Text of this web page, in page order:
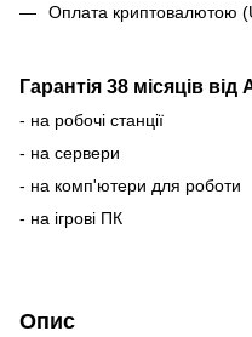
Оплата криптовалютою
Гарантія 38 місяців від
- на робочі станції
- на сервери
- на комп'ютери для роботи
- на ігрові ПК
Опис